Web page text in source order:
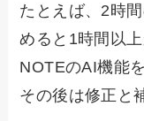
たとえば、2時
めると1時間以
NOTEのAI機能
その後は修正と